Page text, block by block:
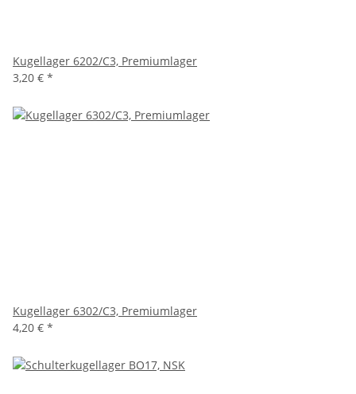
Kugellager 6202/C3, Premiumlager
3,20 € *
Kugellager 6302/C3, Premiumlager
4,20 € *